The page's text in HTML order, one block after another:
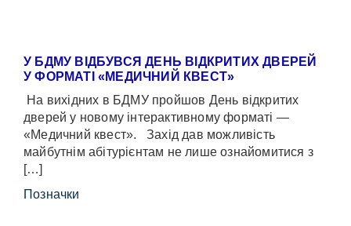
У БДМУ ВІДБУВСЯ ДЕНЬ ВІДКРИТИХ ДВЕРЕЙ
У ФОРМАТІ «МЕДИЧНИЙ КВЕСТ»
На вихідних в БДМУ пройшов День відкритих
дверей у новому інтерактивному форматі —
«Медичний квест». Захід дав можливість
майбутнім абітурієнтам не лише ознайомитися з
[…]
Позначки